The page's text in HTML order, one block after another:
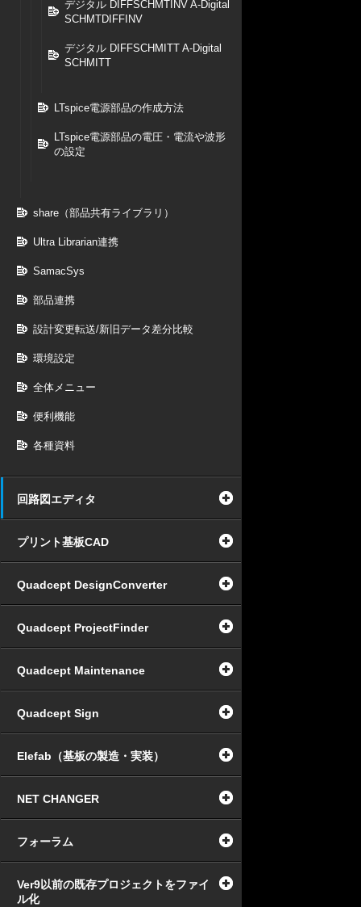
デジタル DIFFSCHMTINV A-Digital
SCHMTDIFFINV
デジタル DIFFSCHMITT A-Digital
SCHMITT
LTspice電源部品の作成方法
LTspice電源部品の電圧・電流や波形
の設定
share（部品共有ライブラリ）
Ultra Librarian連携
SamacSys
部品連携
設計変更転送/新旧データ差分比較
環境設定
全体メニュー
便利機能
各種資料
回路図エディタ
プリント基板CAD
Quadcept DesignConverter
Quadcept ProjectFinder
Quadcept Maintenance
Quadcept Sign
Elefab（基板の製造・実装）
NET CHANGER
フォーラム
Ver9以前の既存プロジェクトをファイ
ル化